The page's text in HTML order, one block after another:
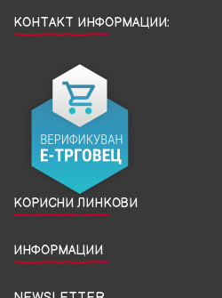
КОНТАКТ ИНФОРМАЦИИ:
КОРИСНИ ЛИНКОВИ
ИНФОРМАЦИИ